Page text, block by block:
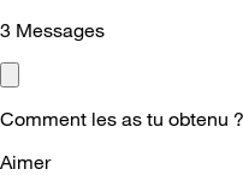
3 Messages
Comment les as tu obtenu
Aimer